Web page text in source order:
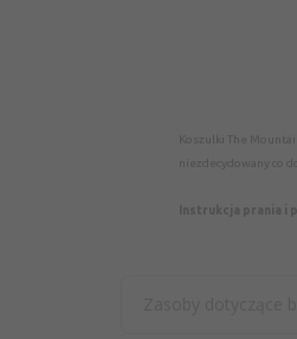
Koszulki The
niezdecydowany co
Instrukcja prania i